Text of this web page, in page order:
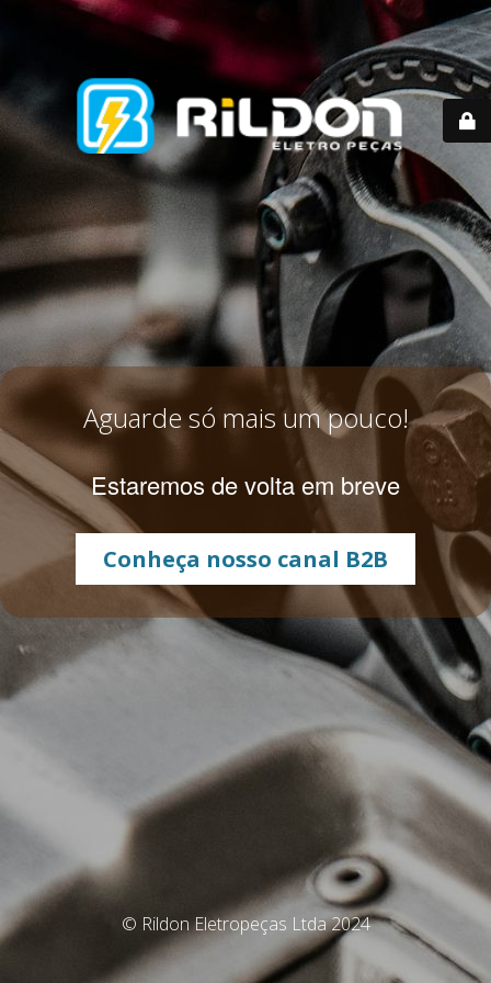
Aguarde só mais um pouco!
Estaremos de volta em breve
Conheça nosso canal B2B
© Rildon Eletropeças Ltda 2024